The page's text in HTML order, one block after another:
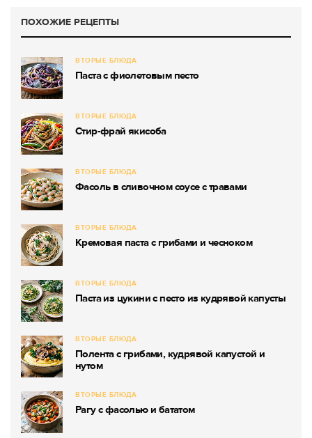
ПОХОЖИЕ РЕЦЕПТЫ
ВТОРЫЕ БЛЮДА
Паста с фиолетовым песто
ВТОРЫЕ БЛЮДА
Стир-фрай якисоба
ВТОРЫЕ БЛЮДА
Фасоль в сливочном соусе с травами
ВТОРЫЕ БЛЮДА
Кремовая паста с грибами и чесноком
ВТОРЫЕ БЛЮДА
Паста из цукини с песто из кудрявой капусты
ВТОРЫЕ БЛЮДА
Полента с грибами, кудрявой капустой и
нутом
ВТОРЫЕ БЛЮДА
Рагу с фасолью и бататом